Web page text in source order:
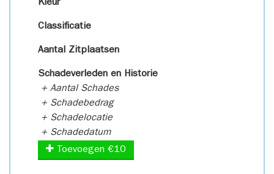
Kleur
Classificatie
Aantal Zitplaatsen
Schadeverleden en Historie
+ Aantal Schades
+ Schadebedrag
+ Schadelocatie
+ Schadedatum
Toevoegen €10